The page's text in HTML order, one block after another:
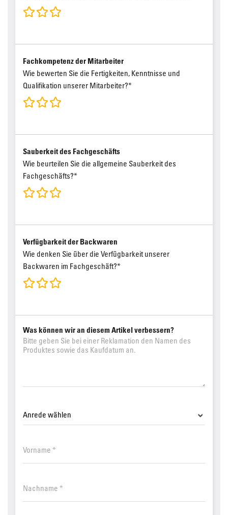
Fachkompetenz der Mitarbeiter
Wie bewerten Sie die Fertigkeiten, Kenntnisse und
Qualifikation unserer Mitarbeiter?*
Sauberkeit des Fachgeschäfts
Wie beurteilen Sie die allgemeine Sauberkeit des
Fachgeschäfts?*
Verfügbarkeit der Backwaren
Wie denken Sie über die Verfügbarkeit unserer
Backwaren im Fachgeschäft?*
Was können wir an diesem Artikel verbessern?